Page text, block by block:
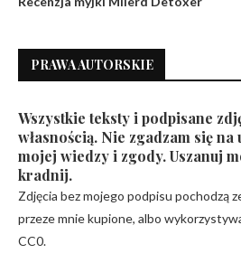
PRAWA AUTORSKIE
Wszystkie teksty i podpisane
własnością. Nie zgadzam się
mojej wiedzy i zgody. Uszanuj
kradnij.
Zdjęcia bez mojego podpisu pochodzą
przeze mnie kupione, albo
CC0.